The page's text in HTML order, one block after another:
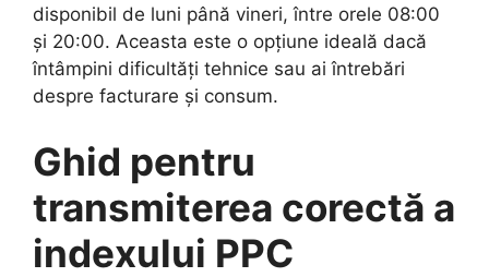
disponibil de luni până vineri, între orele 08:00
și 20:00. Aceasta este o opțiune ideală dacă
întâmpini dificultăți tehnice sau ai întrebări
despre facturare și consum.
Ghid pentru
transmiterea corectă a
indexului PPC